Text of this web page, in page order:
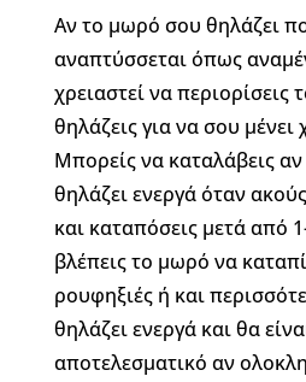
Αν το μωρό σου θηλάζει
αναπτύσσεται όπως
χρειαστεί να περιορίσεις
θηλάζεις για να σου μένει
Μπορείς να καταλάβεις
θηλάζει ενεργά όταν
και καταπόσεις μετά από
βλέπεις το μωρό να
ρουφηξιές ή και
θηλάζει ενεργά και θα
αποτελεσματικό αν